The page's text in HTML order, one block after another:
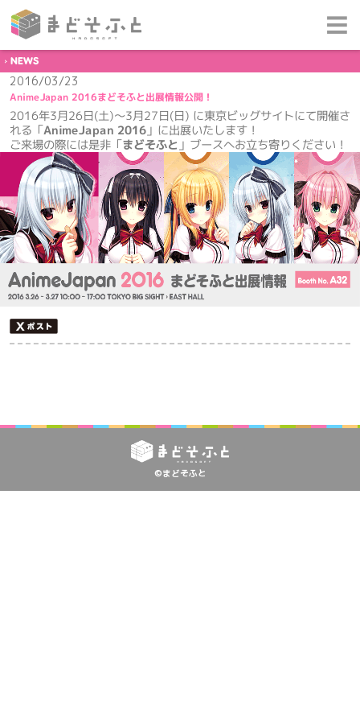
NEWS
2016/03/23
AnimeJapan 2016まどそふと出展情報公開！
2016年3月26日(土)～3月27日(日) に東京ビッグサイトにて開催さ
れる「AnimeJapan 2016」に出展いたします！
ご来場の際には是非「まどそふと 」ブースへお立ち寄りください！
©まどそふと